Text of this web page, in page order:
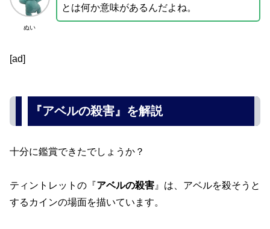
ぬい
とは何か意味があるんだよね。
[ad]
『アベルの殺害』を解説
十分に鑑賞できたでしょうか？
ティントレットの『 アベルの殺害』は、アベルを殺そうと
するカインの場面を描いています。